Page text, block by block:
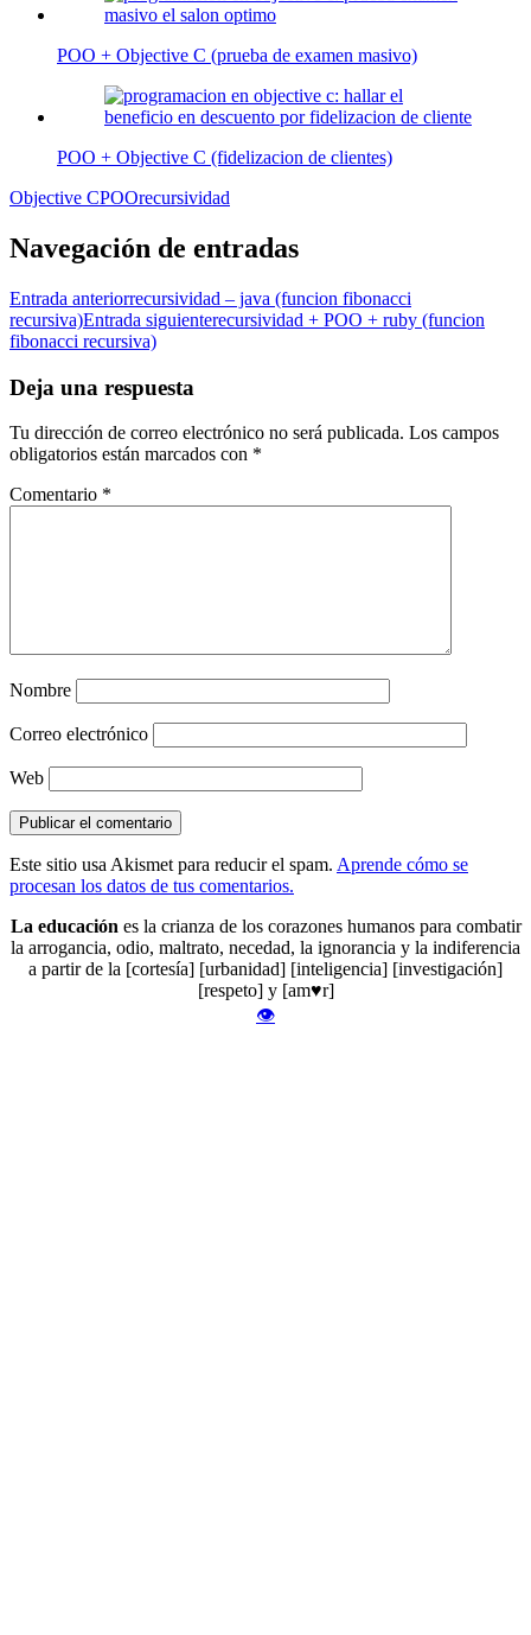
POO + Objective C (prueba de examen masivo)
POO + Objective C (fidelizacion de clientes)
Objective CPOOrecursividad
Navegación de entradas
Entrada anteriorrecursividad – java (funcion fibonacci
recursiva)Entrada siguienterecursividad + POO + ruby (funcion
fibonacci recursiva)
Deja una respuesta
Tu dirección de correo electrónico no será publicada. Los campos
obligatorios están marcados con *
Comentario *
Nombre
Correo electrónico
Web
Este sitio usa Akismet para reducir el spam. Aprende cómo se
procesan los datos de tus comentarios.
La educaciónes la crianza de los corazones humanos para combatir
la arrogancia, odio, maltrato, necedad, la ignorancia y la indiferencia
a partir de la [cortesía] [urbanidad] [inteligencia] [investigación]
[respeto] y [am♥r]
👁